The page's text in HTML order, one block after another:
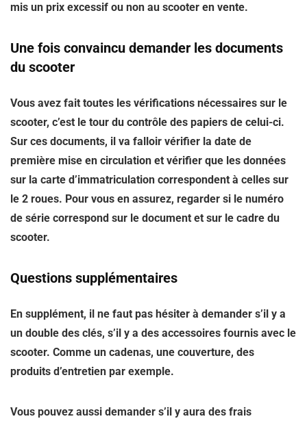
mis un prix excessif ou non au scooter en vente.
Une fois convaincu demander les documents
du scooter
Vous avez fait toutes les vérifications nécessaires sur le
scooter, c’est le tour du contrôle des papiers de celui-ci.
Sur ces documents, il va falloir vérifier la date de
première mise en circulation et vérifier que les données
sur la carte d’immatriculation correspondent à celles sur
le 2 roues. Pour vous en assurez, regarder si le numéro
de série correspond sur le document et sur le cadre du
scooter.
Questions supplémentaires
En supplément, il ne faut pas hésiter à demander s’il y a
un double des clés, s’il y a des accessoires fournis avec le
scooter. Comme un cadenas, une couverture, des
produits d’entretien par exemple.
Vous pouvez aussi demander s’il y aura des frais